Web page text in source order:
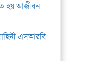
হয় আজীবন
এসআরবি